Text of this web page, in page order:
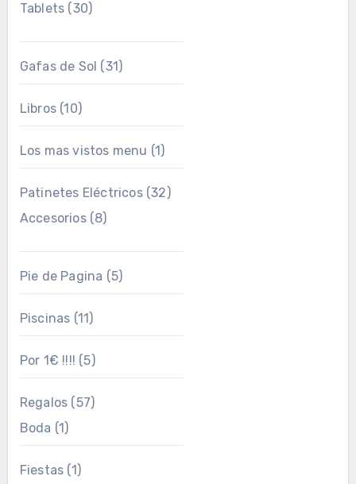
Tablets (30)
Gafas de Sol (31)
Libros(10)
Los mas vistos menu (1)
Patinetes Eléctricos(32)
Accesorios(8)
Pie de Pagina (5)
Piscinas (11)
Por 1€ !!!! (5)
Regalos (57)
Boda (1)
Fiestas (1)